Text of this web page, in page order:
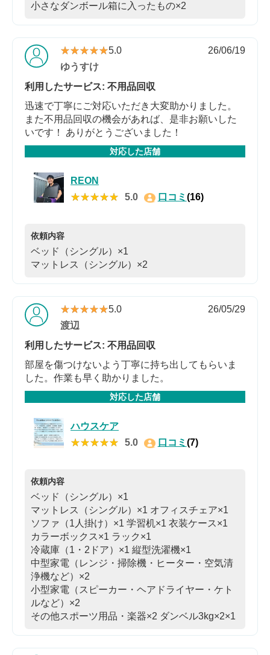
小さなダンボール箱に入ったもの×2
★★★★★
★★★★★5.0
26/06/19
ゆうすけ
利用したサービス: 不用品回収
迅速で丁寧にご対応いただき大変助かりました。
また不用品回収の機会があれば、是非お願いした
いです！ ありがとうございました！
対応した店舗
REON
★★★★★
★★★★★ 5.0 口コミ (16)
依頼内容
ベッド（シングル）×1
マットレス（シングル）×2
★★★★★
★★★★★5.0
26/05/29
渡辺
利用したサービス: 不用品回収
部屋を傷つけないよう丁寧に持ち出してもらいま
した。作業も早く助かりました。
対応した店舗
ハウスケア
★★★★★
★★★★★ 5.0 口コミ (7)
依頼内容
ベッド（シングル）×1
マットレス（シングル）×1 オフィスチェア×1
ソファ（1人掛け）×1 学習机×1 衣装ケース×1
カラーボックス×1 ラック×1
冷蔵庫（1・2ドア）×1 縦型洗濯機×1
中型家電（レンジ・掃除機・ヒーター・空気清
浄機など）×2
小型家電（スピーカー・ヘアドライヤー・ケト
ルなど）×2
その他スポーツ用品・楽器×2 ダンベル3kg×2×1